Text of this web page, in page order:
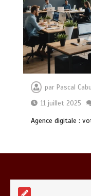
par Pascal
11 juillet 2025
Agence digitale :